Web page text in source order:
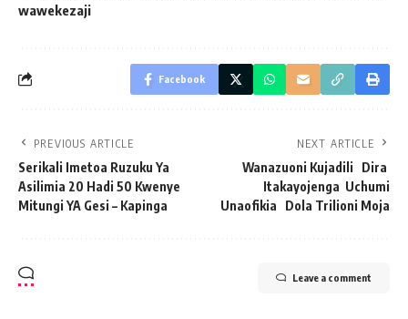
wawekezaji
Facebook
PREVIOUS ARTICLE
Serikali Imetoa Ruzuku Ya
Asilimia 20 Hadi 50 Kwenye
Mitungi YA Gesi – Kapinga
NEXT ARTICLE
Wanazuoni Kujadili Dira
Itakayojenga Uchumi
Unaofikia Dola Trilioni Moja
Leave a comment